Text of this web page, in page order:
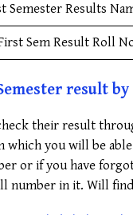
Semester Results
Sem Result Roll
result
their result
you will be
or if you have
number in it. Will